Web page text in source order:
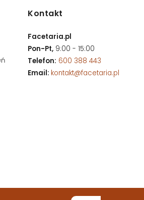
Kontakt
Facetaria.pl
Pon-Pt, 9:00 - 15:00
Telefon: 600 388 443
Email: kontakt@facetaria.pl